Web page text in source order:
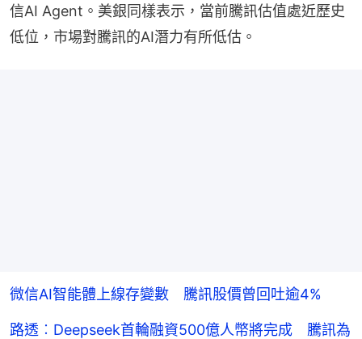
信AI Agent。美銀同樣表示，當前騰訊估值處近歷史
低位，市場對騰訊的AI潛力有所低估。
微信AI智能體上線存變數 騰訊股價曾回吐逾4%
路透︰Deepseek首輪融資500億人幣將完成 騰訊為